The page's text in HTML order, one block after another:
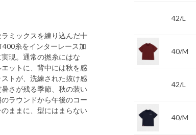
ミックスを練り込んだ十
糸をインターレース加
現。通常の撚糸にはな
ットに、背中には秋を感
トが、洗練された抜け感
さが残る季節、秋の装い
ラウンドから午後のコー
ままに、型にはまらない
42/L
40/M
42/L
40/M